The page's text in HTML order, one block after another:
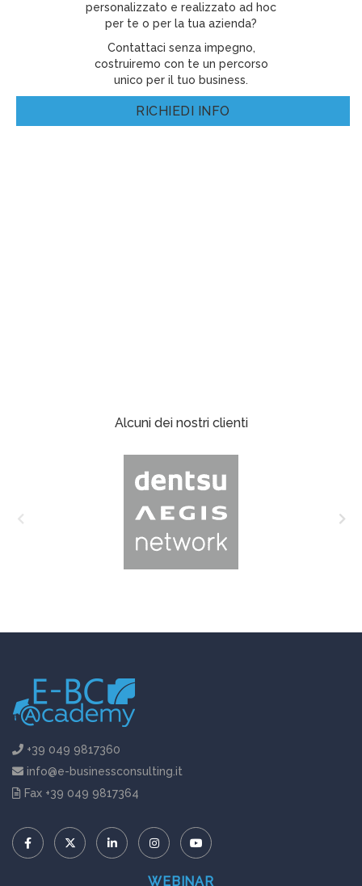
personalizzato e realizzato ad hoc
per te o per la tua azienda?
Contattaci senza impegno,
costruiremo con te un percorso
unico per il tuo business.
RICHIEDI INFO
Alcuni dei nostri clienti
+39 049 9817360
info@e-businessconsulting.it
Fax +39 049 9817364
WEBINAR